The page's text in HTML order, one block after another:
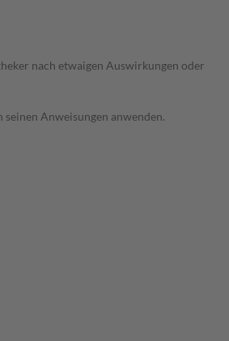
nach etwaigen Auswirkungen oder
Anweisungen anwenden.